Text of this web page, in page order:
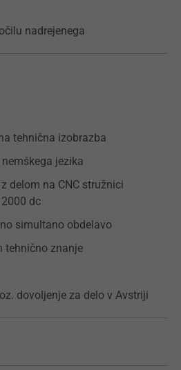
nadrejenega
tehnična izobrazba
jezika
delom na CNC stružnici
dc
simultano obdelavo
tehnično znanje
dovoljenje za delo v Avstriji